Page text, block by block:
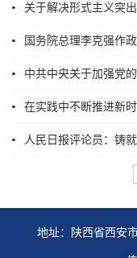
关于解决形式主义突
国务院总理李克强作
中共中央关于加强党
在实践中不断推进新
地址：陕西省西安